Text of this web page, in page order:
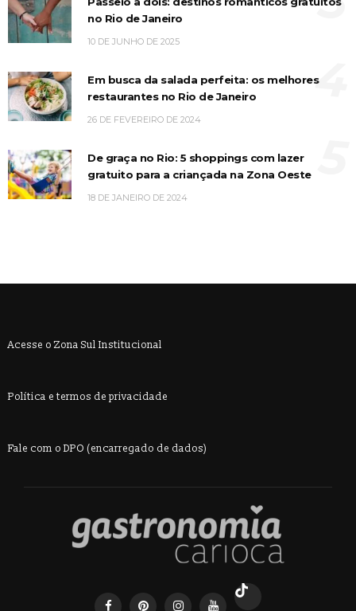
no Rio de Janeiro
10 DE JUNHO DE 2025
Em busca da salada perfeita: os melhores
restaurantes no Rio de Janeiro
26 DE FEVEREIRO DE 2024
4
De graça no Rio: 5 shoppings com lazer
gratuito para a criançada na Zona Oeste
18 DE JANEIRO DE 2024
Acesse o Zona Sul Institucional
Política e termos de privacidade
Fale com o DPO (encarregado de dados)